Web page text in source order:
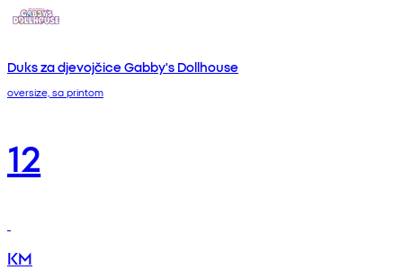
Duks za djevojčice Gabby's Dollhouse
oversize, sa printom
12
KM